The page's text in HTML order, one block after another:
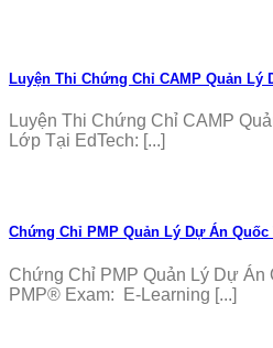
Luyện Thi Chứng Chỉ CAMP Quản Lý
Luyện Thi Chứng Chỉ CAMP
Lớp Tại EdTech: [...]
Chứng Chỉ PMP Quản Lý Dự Án Quốc
Chứng Chỉ PMP Quản Lý Dự Án
PMP® Exam: E-Learning [...]